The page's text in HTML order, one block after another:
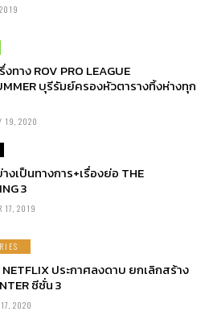
ทาง ROV PRO LEAGUE
บุรีรัมย์ครองหัวตารางทิ้งห่างทุก
19, 2020
งเป็นทางการ+เรื่องย่อ THE
3
17, 2019
ประกาศลงดาบ ยกเลิกสร้าง
ซีซั่น 3
2020